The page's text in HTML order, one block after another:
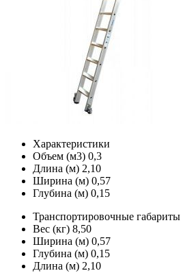
Характеристики
Объем (м3) 0,3
Длина (м) 2,10
Ширина (м) 0,57
Глубина (м) 0,15
Транспортировочные габариты
Вес (кг) 8,50
Ширина (м) 0,57
Глубина (м) 0,15
Длина (м) 2,10